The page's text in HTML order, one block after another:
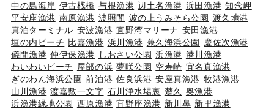
中の島海岸 伊古桟橋 与根漁港 辺土名漁港 浜田漁港 知念岬
平安座漁港 南原漁港 波照間 波の上うみそら公園 渡久地港
真泊ターミナル 安波漁港 宜野湾マリーナ 安田漁港
垣の内ビーチ 比嘉漁港 浜川漁港 兼久海浜公園
慶佐次漁港
儀間漁港 仲伊保漁港 しおさい公園 浜漁港 港川漁港
わいわいビーチ 屋部の浜 夢咲公園 空寿崎 宜名真漁港
ぎのわん海浜公園 前泊港 佐良浜港 安座真漁港 牧港漁港
山川漁港 渡嘉敷一文字 石川浄水場裏 楚久 奥漁港
浜漁港緑地公園 西原漁港 宜野座漁港 新川鼻 新里漁港